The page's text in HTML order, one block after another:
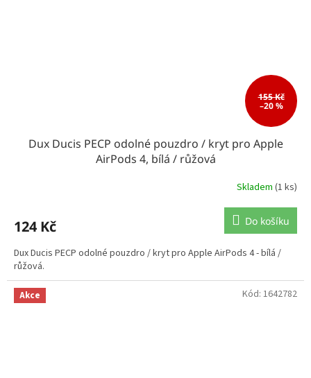
155 Kč
–20 %
Dux Ducis PECP odolné pouzdro / kryt pro Apple
AirPods 4, bílá / růžová
Skladem (1 ks)
124 Kč Do košíku
Dux Ducis PECP odolné pouzdro / kryt pro Apple AirPods 4 - bílá /
růžová.
Akce Kód: 1642782